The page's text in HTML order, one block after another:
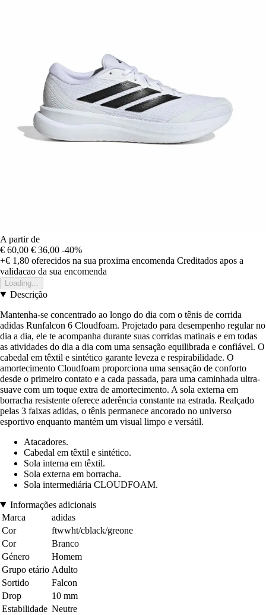
A partir de
€ 60,00 € 36,00 -40%
+€ 1,80 oferecidos na sua proxima encomenda Creditados apos a
validacao da sua encomenda
Loading...
Descrição
Mantenha-se concentrado ao longo do dia com o tênis de corrida
adidas Runfalcon 6 Cloudfoam. Projetado para desempenho regular no
dia a dia, ele te acompanha durante suas corridas matinais e em todas
as atividades do dia a dia com uma sensação equilibrada e confiável. O
cabedal em têxtil e sintético garante leveza e respirabilidade. O
amortecimento Cloudfoam proporciona uma sensação de conforto
desde o primeiro contato e a cada passada, para uma caminhada ultra-
suave com um toque extra de amortecimento. A sola externa em
borracha resistente oferece aderência constante na estrada. Realçado
pelas 3 faixas adidas, o tênis permanece ancorado no universo
esportivo enquanto mantém um visual limpo e versátil.
Atacadores.
Cabedal em têxtil e sintético.
Sola interna em têxtil.
Sola externa em borracha.
Sola intermediária CLOUDFOAM.
Informações adicionais
Marca
adidas
Cor
ftwwht/cblack/greone
Cor
Branco
Género
Homem
Grupo etário Adulto
Sortido
Falcon
Drop
10 mm
Estabilidade Neutre